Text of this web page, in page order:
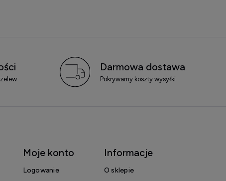
Darmowa dostawa
Pokrywamy koszty wysyłki
Moje konto
Logowanie
Informacje
O sklepie